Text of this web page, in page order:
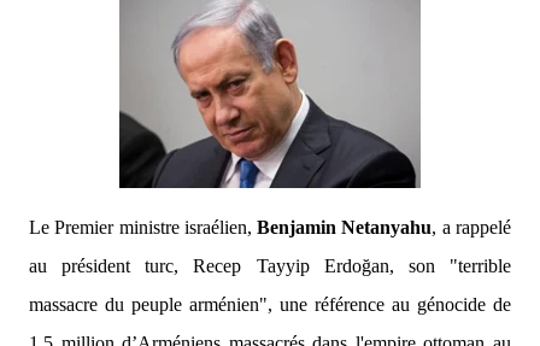
Le Premier ministre israélien,Benjamin Netanyahu, a rappelé
au président turc, Recep Tayyip Erdoğan, son "terrible
massacre du peuple arménien", une référence au génocide de